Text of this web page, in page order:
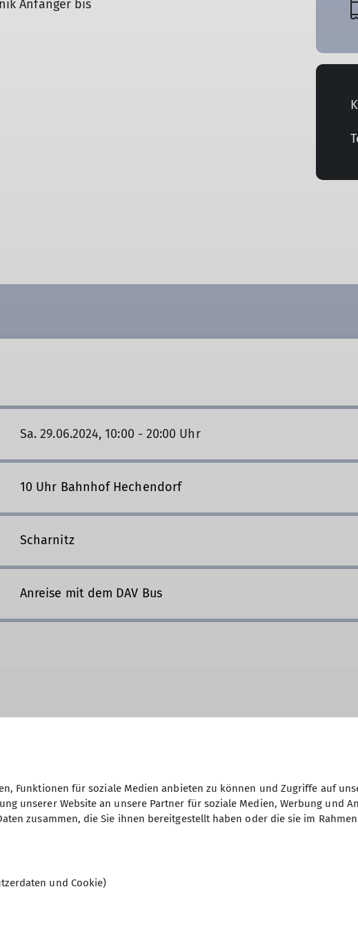
Anfänger bis
Sa. 29.06.2024, 10:00 - 20:00 Uhr
10 Uhr Bahnhof Hechendorf
Scharnitz
Anreise mit dem DAV Bus
Ämter
7€ Fahrtgeld (Bus & Benzin)
Funktionen für soziale Medien anbieten zu können und Zugriffe auf
unserer Website an unsere Partner für soziale Medien, Werbung und
zusammen, die Sie ihnen bereitgestellt haben oder die sie im
und Cookie)